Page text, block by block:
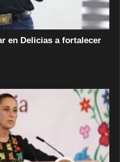
en Delicias a fortalecer